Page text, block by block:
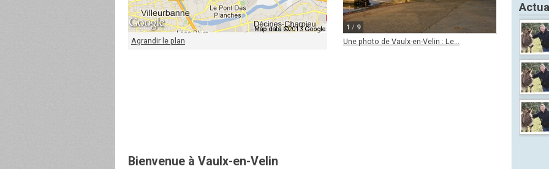
Agrandir le plan
1 / 9
Une photo de Vaulx-en-Velin : Le...
Bienvenue à Vaulx-en-Velin